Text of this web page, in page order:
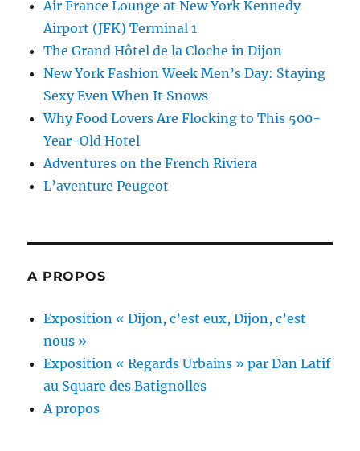
Air France Lounge at New York Kennedy
Airport (JFK) Terminal 1
The Grand Hôtel de la Cloche in Dijon
New York Fashion Week Men’s Day: Staying
Sexy Even When It Snows
Why Food Lovers Are Flocking to This 500-
Year-Old Hotel
Adventures on the French Riviera
L’aventure Peugeot
A PROPOS
Exposition « Dijon, c’est eux, Dijon, c’est
nous »
Exposition « Regards Urbains » par Dan Latif
au Square des Batignolles
A propos